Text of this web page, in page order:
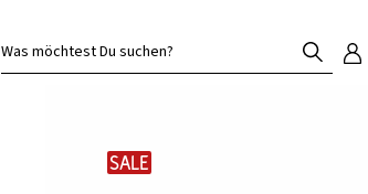
Was möchtest Du suchen?
SALE